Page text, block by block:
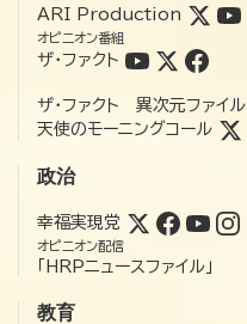
ARI Production
オピニオン番組
ザ・ファクト
ザ・ファクト 異次元ファイル
天使のモーニングコール
政治
幸福実現党
オピニオン配信
「HRPニュースファイル」
教育